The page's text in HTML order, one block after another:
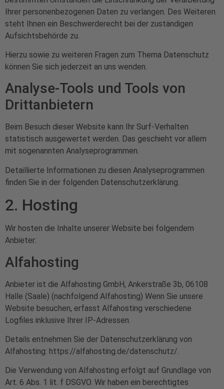
Ihrer personenbezogenen Daten zu verlangen. Des Weiteren
steht Ihnen ein Beschwerderecht bei der zuständigen
Aufsichtsbehörde zu.
Hierzu sowie zu weiteren Fragen zum Thema Datenschutz
können Sie sich jederzeit an uns wenden.
Analyse-Tools und Tools von
Dritt­anbietern
Beim Besuch dieser Website kann Ihr Surf-Verhalten
statistisch ausgewertet werden. Das geschieht vor allem
mit sogenannten Analyseprogrammen.
Detaillierte Informationen zu diesen Analyseprogrammen
finden Sie in der folgenden Datenschutzerklärung.
2. Hosting
Wir hosten die Inhalte unserer Website bei folgendem
Anbieter:
Alfahosting
Anbieter ist die Alfahosting GmbH, Ankerstraße 3b, 06108
Halle (Saale) (nachfolgend Alfahosting) Wenn Sie unsere
Website besuchen, erfasst Alfahosting verschiedene
Logfiles inklusive Ihrer IP-Adressen.
Details entnehmen Sie der Datenschutzerklärung von
Alfahosting: https://alfahosting.de/datenschutz/.
Die Verwendung von Alfahosting erfolgt auf Grundlage von
Art. 6 Abs. 1 lit. f DSGVO. Wir haben ein berechtigtes